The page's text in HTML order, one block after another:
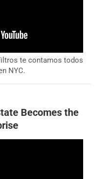
te contamos todos
NYC.
Becomes the